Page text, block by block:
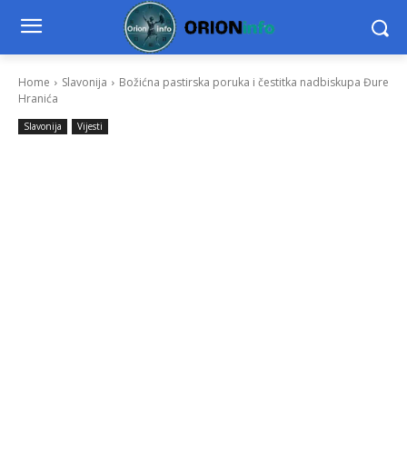
Home Slavonija
Božićna pastirska poruka i čestitka nadbiskupa Đure
Hranića
Slavonija Vijesti